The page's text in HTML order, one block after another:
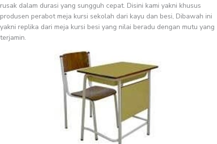
rusak dalam durasi yang sungguh cepat. Disini kami yakni khusus
produsen perabot meja kursi sekolah dari kayu dan besi, Dibawah ini
yakni replika dari meja kursi besi yang nilai beradu dengan mutu yang
terjamin.